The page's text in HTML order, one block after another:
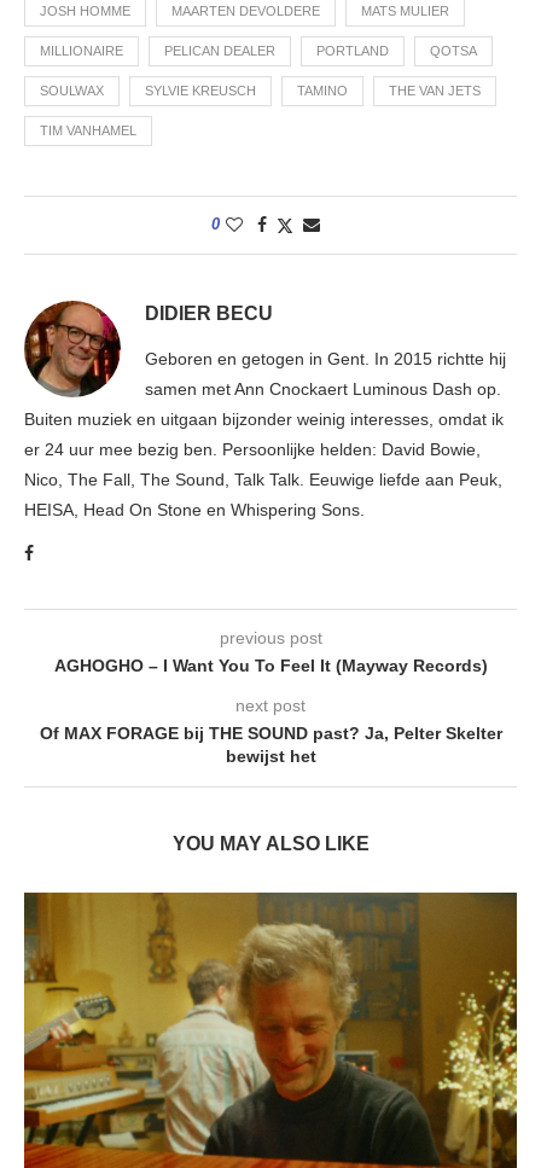
JOSH HOMME MAARTEN DEVOLDERE MATS MULIER
MILLIONAIRE PELICAN DEALER PORTLAND QOTSA
SOULWAX SYLVIE KREUSCH TAMINO THE VAN JETS
TIM VANHAMEL
0
DIDIER BECU
Geboren en getogen in Gent. In 2015 richtte hij
samen met Ann Cnockaert Luminous Dash op.
Buiten muziek en uitgaan bijzonder weinig interesses, omdat ik
er 24 uur mee bezig ben. Persoonlijke helden: David Bowie,
Nico, The Fall, The Sound, Talk Talk. Eeuwige liefde aan Peuk,
HEISA, Head On Stone en Whispering Sons.
previous post
AGHOGHO – I Want You To Feel It (Mayway Records)
next post
Of MAX FORAGE bij THE SOUND past? Ja, Pelter Skelter
bewijst het
YOU MAY ALSO LIKE